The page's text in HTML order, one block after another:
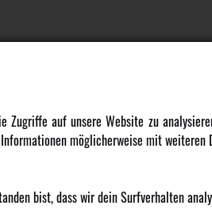
INFORMATIONEN
Karriere
auf unsere Website zu
möglicherweise mit
bist, dass wir dein Surfverhalten